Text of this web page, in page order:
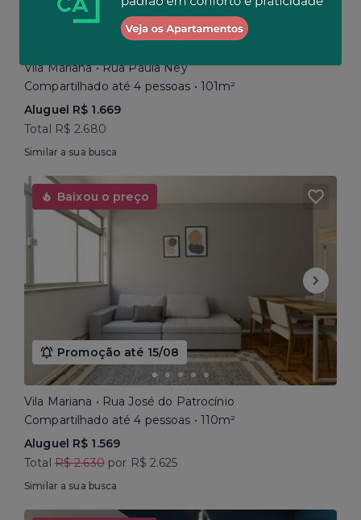
Vila Mariana • Rua Paula Ney
Compartilhado até 4 pessoas • 101m²
Aluguel R$ 1.669
Total R$ 2.680
Similar a sua busca
Baixou o preço
Promoção até 15/08
Vila Mariana • Rua José do Patrocínio
Compartilhado até 4 pessoas • 110m²
Aluguel R$ 1.569
Total R$ 2.630por R$ 2.625
Similar a sua busca